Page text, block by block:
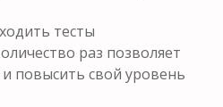
тесты
раз позволяет
повысить свой уровень